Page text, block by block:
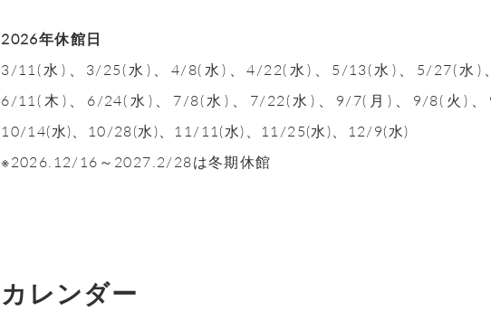
2026年休館日
3/11(水)、3/25(水)、4/8(水)、4/22(水)、5/13(水)、5/27(水)
6/11(木)、6/24(水)、7/8(水)、7/22(水)、9/7(月)、9/8(火)、
10/14(水)、10/28(水)、11/11(水)、11/25(水)、12/9(水)
※2026.12/16～2027.2/28は冬期休館
カレンダー